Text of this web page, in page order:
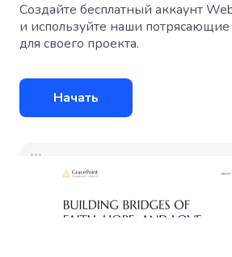
Создайте бесплатный аккаунт
и используйте наши
для своего проекта.
Начать